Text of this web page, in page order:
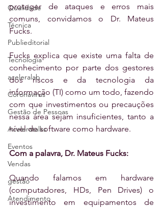
Qualidade
Técnica
Publieditorial
Tecnologia
aceleralab
Coronavírus
Gestão de Pessoas
Aceleratalks
Eventos
Vendas
gestão
Atendimento
proteger de ataques e erros mais
comuns, convidamos o Dr. Mateus
Fucks.
Fucks explica que existe uma falta de
conhecimento por parte dos gestores
dos riscos e da tecnologia da
informação (TI) como um todo, fazendo
com que investimentos ou precauções
nessa área sejam insuficientes, tanto a
nível de software como hardware.
Com a palavra, Dr. Mateus Fucks:
Quando falamos em hardware
(computadores, HDs, Pen Drives) o
investimento em equipamentos de